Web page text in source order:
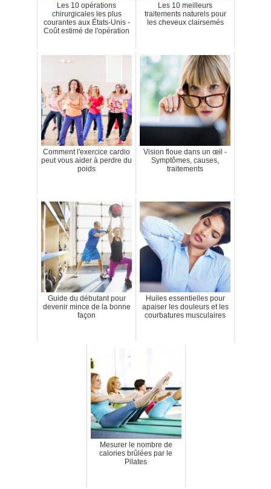
Les 10 opérations
chirurgicales les plus
courantes aux États-Unis -
Coût estimé de l'opération
Les 10 meilleurs
traitements naturels pour
les cheveux clairsemés
Comment l'exercice cardio
peut vous aider à perdre du
poids
Vision floue dans un œil -
Symptômes, causes,
traitements
Guide du débutant pour
devenir mince de la bonne
façon
Huiles essentielles pour
apaiser les douleurs et les
courbatures musculaires
Mesurer le nombre de
calories brûlées par le
Pilates